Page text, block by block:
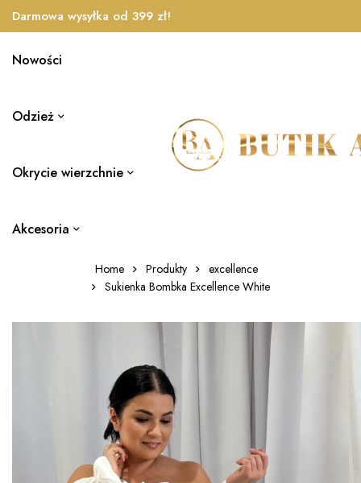
Darmowa wysyłka od 399 zł!
Nowości
Odzież
Okrycie wierzchnie
Akcesoria
Home Produkty
excellence
Sukienka Bombka Excellence White